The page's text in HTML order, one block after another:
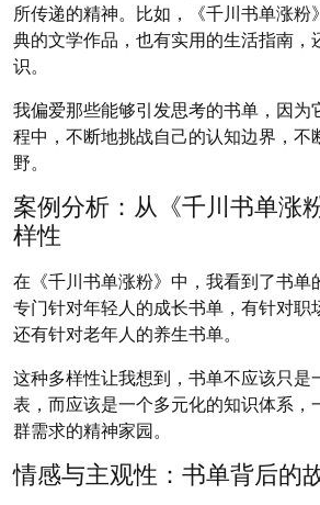
所传递的精神。比如，《千川书单涨粉
典的文学作品，也有实用的生活指南，
识。
我偏爱那些能够引发思考的书单，因为
程中，不断地挑战自己的认知边界，不
野。
案例分析：从《千川书单涨
样性
在《千川书单涨粉》中，我看到了书单
专门针对年轻人的成长书单，有针对职
还有针对老年人的养生书单。
这种多样性让我想到，书单不应该只是
表，而应该是一个多元化的知识体系，
群需求的精神家园。
情感与主观性：书单背后的